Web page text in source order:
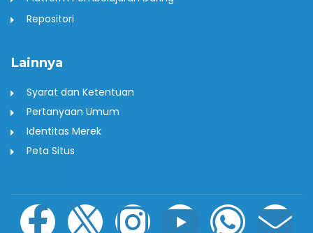
Repositori
Lainnya
Syarat dan Ketentuan
Pertanyaan Umum
Identitas Merek
Peta Situs
F I I Y W E
P